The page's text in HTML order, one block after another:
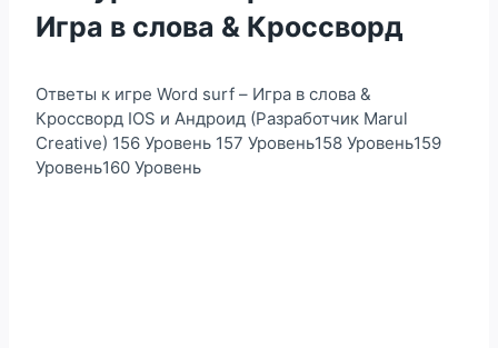
Игра в слова & Кроссворд
Ответы к игре Word surf – Игра в слова &
Кроссворд IOS и Андроид (Разработчик Marul
Creative) 156 Уровень 157 Уровень158 Уровень159
Уровень160 Уровень